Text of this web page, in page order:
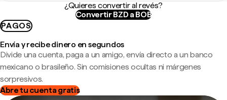
¿Quieres convertir al revés?
Convertir BZD a BOB
PAGOS
Envía y recibe dinero en segundos
Divide una cuenta, paga a un amigo, envía directo a un banco
mexicano o brasileño. Sin comisiones ocultas ni márgenes
sorpresivos.
Abre tu cuenta gratis